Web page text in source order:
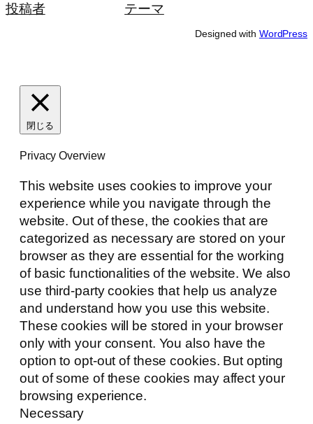
投稿者
テーマ
Designed with WordPress
閉じる
Privacy Overview
This website uses cookies to improve your
experience while you navigate through the
website. Out of these, the cookies that are
categorized as necessary are stored on your
browser as they are essential for the working
of basic functionalities of the website. We also
use third-party cookies that help us analyze
and understand how you use this website.
These cookies will be stored in your browser
only with your consent. You also have the
option to opt-out of these cookies. But opting
out of some of these cookies may affect your
browsing experience.
Necessary